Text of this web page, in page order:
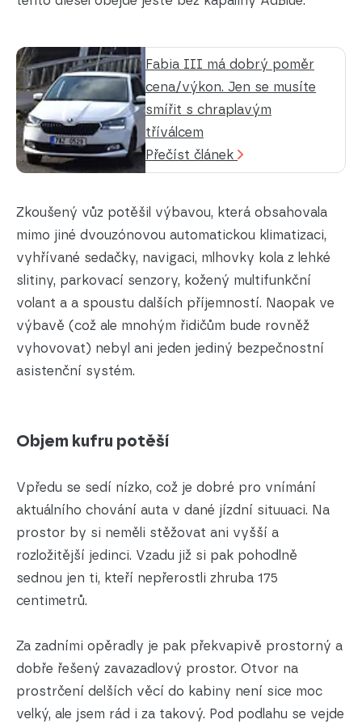
Fabia III má dobrý poměr
cena/výkon. Jen se musíte
smířit s chraplavým
tříválcem
Přečíst článek
Zkoušený vůz potěšil výbavou, která obsahovala
mimo jiné dvouzónovou automatickou klimatizaci,
vyhřívané sedačky, navigaci, mlhovky kola z lehké
slitiny, parkovací senzory, kožený multifunkční
volant a a spoustu dalších příjemností. Naopak ve
výbavě (což ale mnohým řidičům bude rovněž
vyhovovat) nebyl ani jeden jediný bezpečnostní
asistenční systém.
Objem kufru potěší
Vpředu se sedí nízko, což je dobré pro vnímání
aktuálního chování auta v dané jízdní situuaci. Na
prostor by si neměli stěžovat ani vyšší a
rozložitější jedinci. Vzadu již si pak pohodlně
sednou jen ti, kteří nepřerostli zhruba 175
centimetrů.
Za zadními opěradly je pak překvapivě prostorný a
dobře řešený zavazadlový prostor. Otvor na
prostrčení delších věcí do kabiny není sice moc
velký, ale jsem rád i za takový. Pod podlahu se vejde